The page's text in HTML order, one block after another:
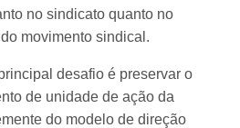
no sindicato quanto no
movimento sindical.
desafio é preservar o
de unidade de ação da
do modelo de direção